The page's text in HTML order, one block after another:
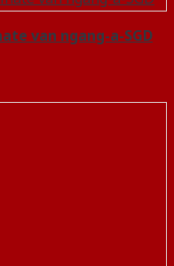
van ngang-a-SGD